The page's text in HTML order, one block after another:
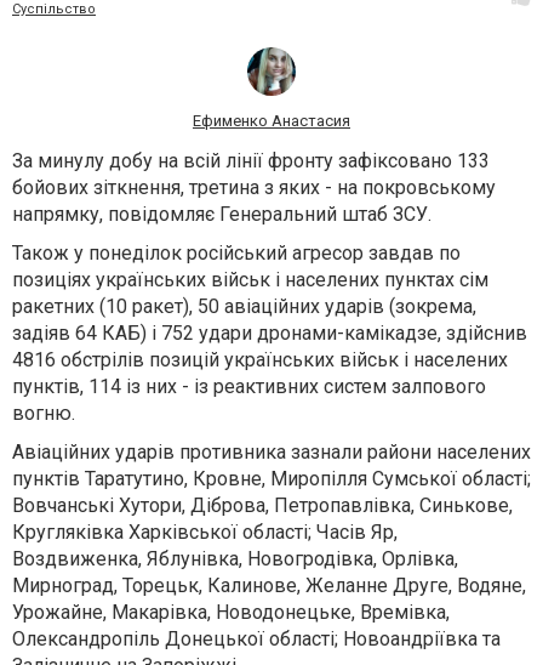
Суспільство
Ефименко Анастасия
За минулу добу на всій лінії фронту зафіксовано 133
бойових зіткнення, третина з яких - на покровському
напрямку, повідомляє Генеральний штаб ЗСУ.
Також у понеділок російський агресор завдав по
позиціях українських військ і населених пунктах сім
ракетних (10 ракет), 50 авіаційних ударів (зокрема,
задіяв 64 КАБ) і 752 удари дронами-камікадзе, здійснив
4816 обстрілів позицій українських військ і населених
пунктів, 114 із них - із реактивних систем залпового
вогню.
Авіаційних ударів противника зазнали райони населених
пунктів Таратутино, Кровне, Миропілля Сумської області;
Вовчанські Хутори, Діброва, Петропавлівка, Синькове,
Кругляківка Харківської області; Часів Яр,
Воздвиженка, Яблунівка, Новогродівка, Орлівка,
Мирноград, Торецьк, Калинове, Желанне Друге, Водяне,
Урожайне, Макарівка, Новодонецьке, Времівка,
Олександропіль Донецької області; Новоандріївка та